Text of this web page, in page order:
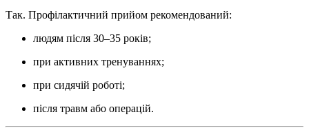
Так. Профілактичний прийом рекомендований:
людям після 30–35 років;
при активних тренуваннях;
при сидячій роботі;
після травм або операцій.